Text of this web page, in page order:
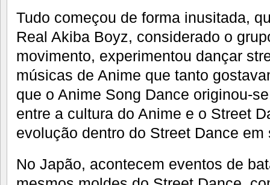
Tudo começou de forma inusitada,
Real Akiba Boyz, considerado o
movimento, experimentou dançar
músicas de Anime que tanto
que o Anime Song Dance originou-
entre a cultura do Anime e o Street
evolução dentro do Street Dance em
No Japão, acontecem eventos de